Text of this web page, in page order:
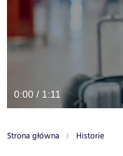
0:00 / 1:11
Strona główna Historie